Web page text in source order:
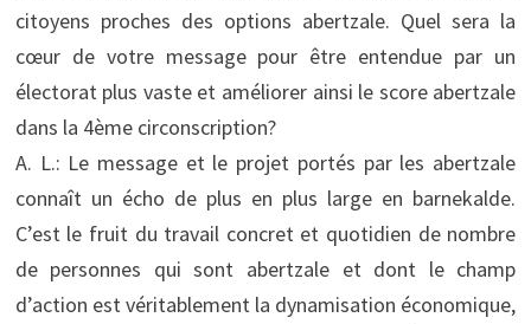
citoyens proches des options abertzale. Quel sera la
cœur de votre message pour être entendue par un
électorat plus vaste et améliorer ainsi le score abertzale
dans la 4ème circonscription?
A. L.: Le message et le projet portés par les abertzale
connaît un écho de plus en plus large en barnekalde.
C’est le fruit du travail concret et quotidien de nombre
de personnes qui sont abertzale et dont le champ
d’action est véritablement la dynamisation économique,